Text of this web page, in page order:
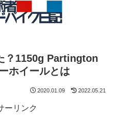
？1150g Partington
ホイールとは
2020.01.09 2022.05.21
ーリンク